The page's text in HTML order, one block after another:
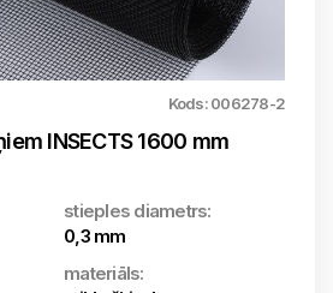
Kods: 006278-2
INSECTS 1600 mm
stieples diametrs:
0,3 mm
materiāls: